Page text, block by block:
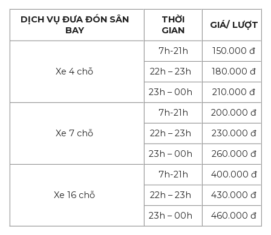
DỊCH VỤ ĐƯA ĐÓN SÂN
BAY
THỜI
GIAN
GIÁ/ LƯỢT
Xe 4 chỗ
7h-21h
150.000 đ
22h – 23h
180.000 đ
23h – 00h
210.000 đ
Xe 7 chỗ
7h-21h
200.000 đ
22h – 23h
230.000 đ
23h – 00h
260.000 đ
Xe 16 chỗ
7h-21h
400.000 đ
22h – 23h
430.000 đ
23h – 00h
460.000 đ